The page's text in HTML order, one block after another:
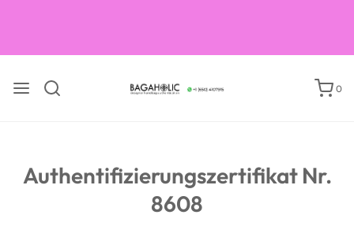
0
Authentifizierungszertifikat Nr.
8608